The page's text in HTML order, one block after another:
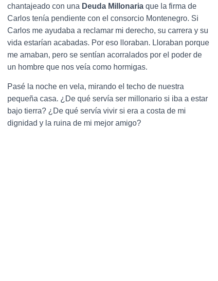
chantajeado con una Deuda Millonaria que la firma de
Carlos tenía pendiente con el consorcio Montenegro. Si
Carlos me ayudaba a reclamar mi derecho, su carrera y su
vida estarían acabadas. Por eso lloraban. Lloraban porque
me amaban, pero se sentían acorralados por el poder de
un hombre que nos veía como hormigas.
Pasé la noche en vela, mirando el techo de nuestra
pequeña casa. ¿De qué servía ser millonario si iba a estar
bajo tierra? ¿De qué servía vivir si era a costa de mi
dignidad y la ruina de mi mejor amigo?